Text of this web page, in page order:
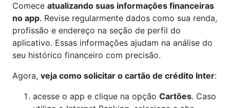
Comece atualizando suas informações financeiras
no app. Revise regularmente dados como sua renda,
profissão e endereço na seção de perfil do
aplicativo. Essas informações ajudam na análise do
seu histórico financeiro com precisão.
Agora, veja como solicitar o cartão de crédito Inter:
acesse o app e clique na opção Cartões. Caso